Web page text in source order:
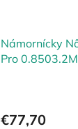
Námornícky
Pro
€77,70